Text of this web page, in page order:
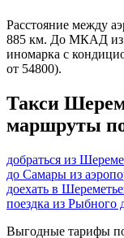
Расстояние между
885 км. До МКАД из
иномарка с
от 54800).
Такси
маршруты
добраться из
до Самары из
доехать в
поездка из Рыбного
Выгодные тарифы